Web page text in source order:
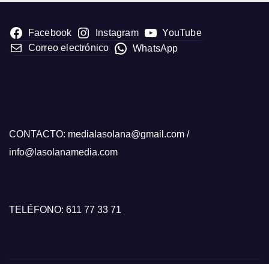
Facebook Instagram
YouTube
Correo electrónico
WhatsApp
CONTACTO: medialasolana@gmail.com /
info@lasolanamedia.com
TELÉFONO: 611 77 33 71